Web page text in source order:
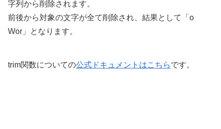
字列から削除されます。
前後から対象の文字が全て削除され、結果として「o
Wor」となります。
trim関数についての公式ドキュメントはこちらです。